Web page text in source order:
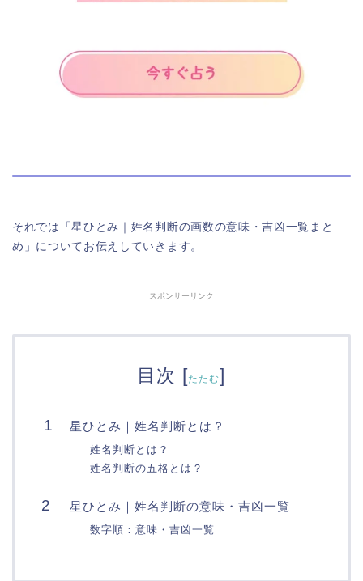
それでは「星ひとみ｜姓名判断の画数の意味・吉凶一覧まと
め」についてお伝えしていきます。
スポンサーリンク
目次 [たたむ]
星ひとみ｜姓名判断とは？
姓名判断とは？
姓名判断の五格とは？
星ひとみ｜姓名判断の意味・吉凶一覧
数字順：意味・吉凶一覧